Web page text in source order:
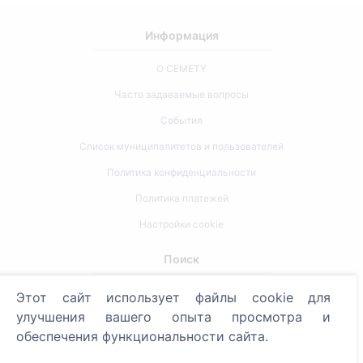
Информация
О CEMETY
Часто задаваемые вопросы
События
Список муниципалитетов и пользователей
Политика конфиденциальности
Политика платежей
Настройки cookie
Поиск
Поиск усопших
Поиск кладбищ
Этот сайт использует файлы cookie для
улучшения вашего опыта просмотра и
обеспечения функциональности сайта.